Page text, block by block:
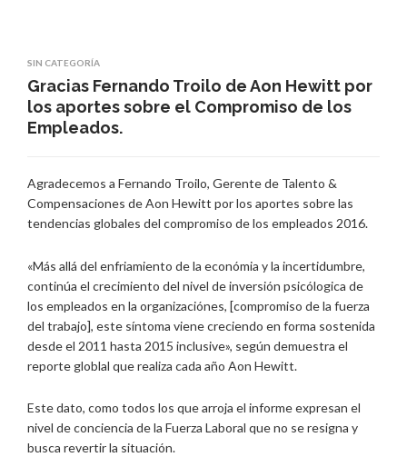
SIN CATEGORÍA
Gracias Fernando Troilo de Aon Hewitt por
los aportes sobre el Compromiso de los
Empleados.
Agradecemos a Fernando Troilo, Gerente de Talento &
Compensaciones de Aon Hewitt por los aportes sobre las
tendencias globales del compromiso de los empleados 2016.
«Más allá del enfriamiento de la económia y la incertidumbre,
continúa el crecimiento del nivel de inversión psicólogica de
los empleados en la organizaciónes, [compromiso de la fuerza
del trabajo], este síntoma viene creciendo en forma sostenida
desde el 2011 hasta 2015 inclusive», según demuestra el
reporte globlal que realiza cada año Aon Hewitt.
Este dato, como todos los que arroja el informe expresan el
nivel de conciencia de la Fuerza Laboral que no se resigna y
busca revertir la situación.